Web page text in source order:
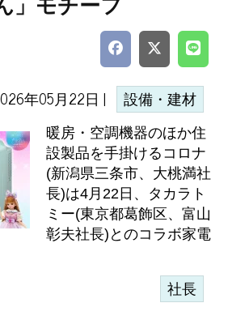
」モチーフ
年05月22日 | 設備・建材
暖房・空調機器のほか住
設製品を手掛けるコロナ
(新潟県三条市、大桃満社
長)は4月22日、タカラト
ミー(東京都葛飾区、富山
彰夫社長)とのコラボ家電
社長